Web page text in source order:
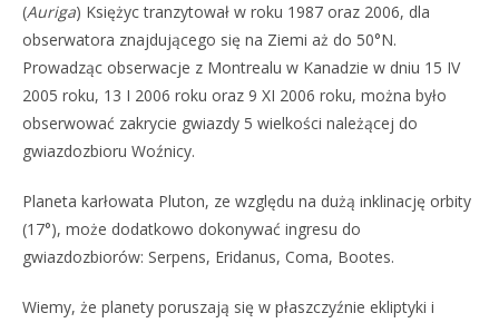
(Auriga) Księżyc tranzytował w roku 1987 oraz 2006, dla
obserwatora znajdującego się na Ziemi aż do 50°N.
Prowadząc obserwacje z Montrealu w Kanadzie w dniu 15 IV
2005 roku, 13 I 2006 roku oraz 9 XI 2006 roku, można było
obserwować zakrycie gwiazdy 5 wielkości należącej do
gwiazdozbioru Woźnicy.
Planeta karłowata Pluton, ze względu na dużą inklinację orbity
(17°), może dodatkowo dokonywać ingresu do
gwiazdozbiorów: Serpens, Eridanus, Coma, Bootes.
Wiemy, że planety poruszają się w płaszczyźnie ekliptyki i